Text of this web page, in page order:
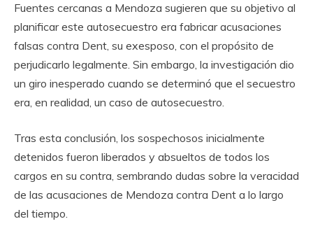
Fuentes cercanas a Mendoza sugieren que su objetivo al
planificar este autosecuestro era fabricar acusaciones
falsas contra Dent, su exesposo, con el propósito de
perjudicarlo legalmente. Sin embargo, la investigación dio
un giro inesperado cuando se determinó que el secuestro
era, en realidad, un caso de autosecuestro.
Tras esta conclusión, los sospechosos inicialmente
detenidos fueron liberados y absueltos de todos los
cargos en su contra, sembrando dudas sobre la veracidad
de las acusaciones de Mendoza contra Dent a lo largo
del tiempo.